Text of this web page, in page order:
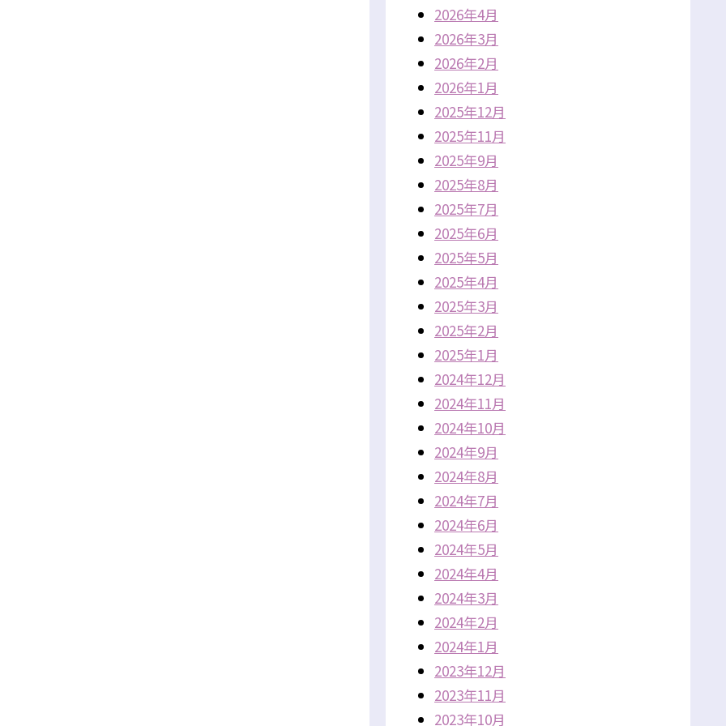
2026年4月
2026年3月
2026年2月
2026年1月
2025年12月
2025年11月
2025年9月
2025年8月
2025年7月
2025年6月
2025年5月
2025年4月
2025年3月
2025年2月
2025年1月
2024年12月
2024年11月
2024年10月
2024年9月
2024年8月
2024年7月
2024年6月
2024年5月
2024年4月
2024年3月
2024年2月
2024年1月
2023年12月
2023年11月
2023年10月